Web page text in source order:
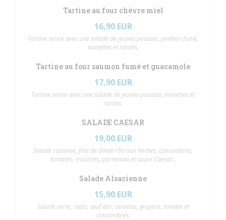
Tartine au four chèvre miel
16,90 EUR
Tartine servie avec une salade de jeunes pousses, jambon fumé,
noisettes et raisins.
Tartine au four saumon fumé et guacamole
17,90 EUR
Tartine servie avec une salade de jeunes pousses, noisettes et
raisins.
SALADE CAESAR
19,00 EUR
Salade romaine, filet de dinde rôti aux herbes, concombres,
tomates, croûtons, parmesan et sauce Caesar..
Salade Alsacienne
15,90 EUR
Salade verte, radis, œuf dur, cervelas, gruyère, tomate et
concombres.